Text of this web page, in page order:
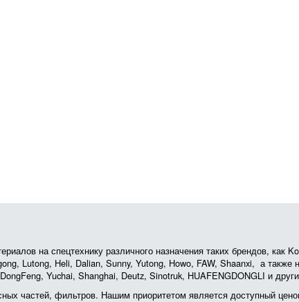
на спецтехнику различного назначения таких брендов, как
Lutong, Heli, Dalian, Sunny, Yutong, Howo, FAW, Shaanxi, а также
Yuchai, Shanghai, Deutz, Sinotruk, HUAFENGDONGLI и
частей, фильтров. Нашим приоритетом является доступный